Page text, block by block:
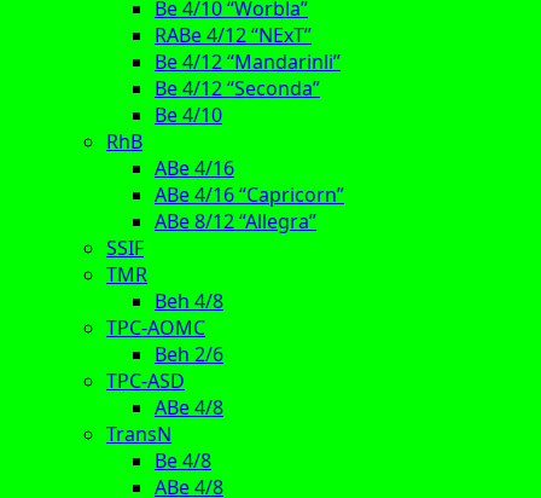
Be 4/10 “Worbla”
RABe 4/12 “NExT”
Be 4/12 “Mandarinli”
Be 4/12 “Seconda”
Be 4/10
RhB
ABe 4/16
ABe 4/16 “Capricorn”
ABe 8/12 “Allegra”
SSIF
TMR
Beh 4/8
TPC-AOMC
Beh 2/6
TPC-ASD
ABe 4/8
TransN
Be 4/8
ABe 4/8